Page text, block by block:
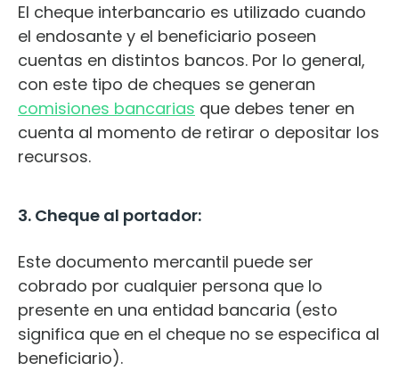
El cheque interbancario es utilizado cuando
el endosante y el beneficiario poseen
cuentas en distintos bancos. Por lo general,
con este tipo de cheques se generan
comisiones bancarias que debes tener en
cuenta al momento de retirar o depositar los
recursos.
3. Cheque al portador:
Este documento mercantil puede ser
cobrado por cualquier persona que lo
presente en una entidad bancaria (esto
significa que en el cheque no se especifica al
beneficiario).